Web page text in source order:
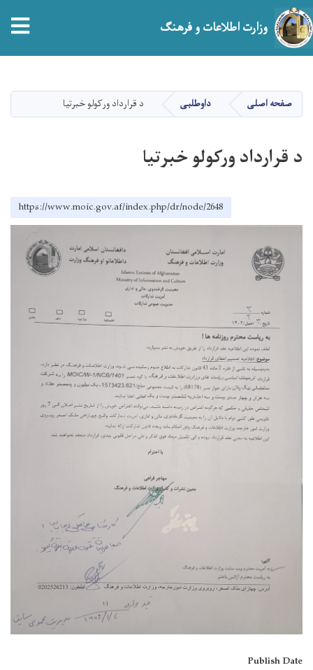
main
content
وزارت اطلاعات و فرهنگ
صفحه اصلی داوطلبی د قرارداد ورکولو خبرتیا
د قرارداد ورکولو خبرتیا
https://www.moic.gov.af/index.php/dr/node/2648
Publish Date